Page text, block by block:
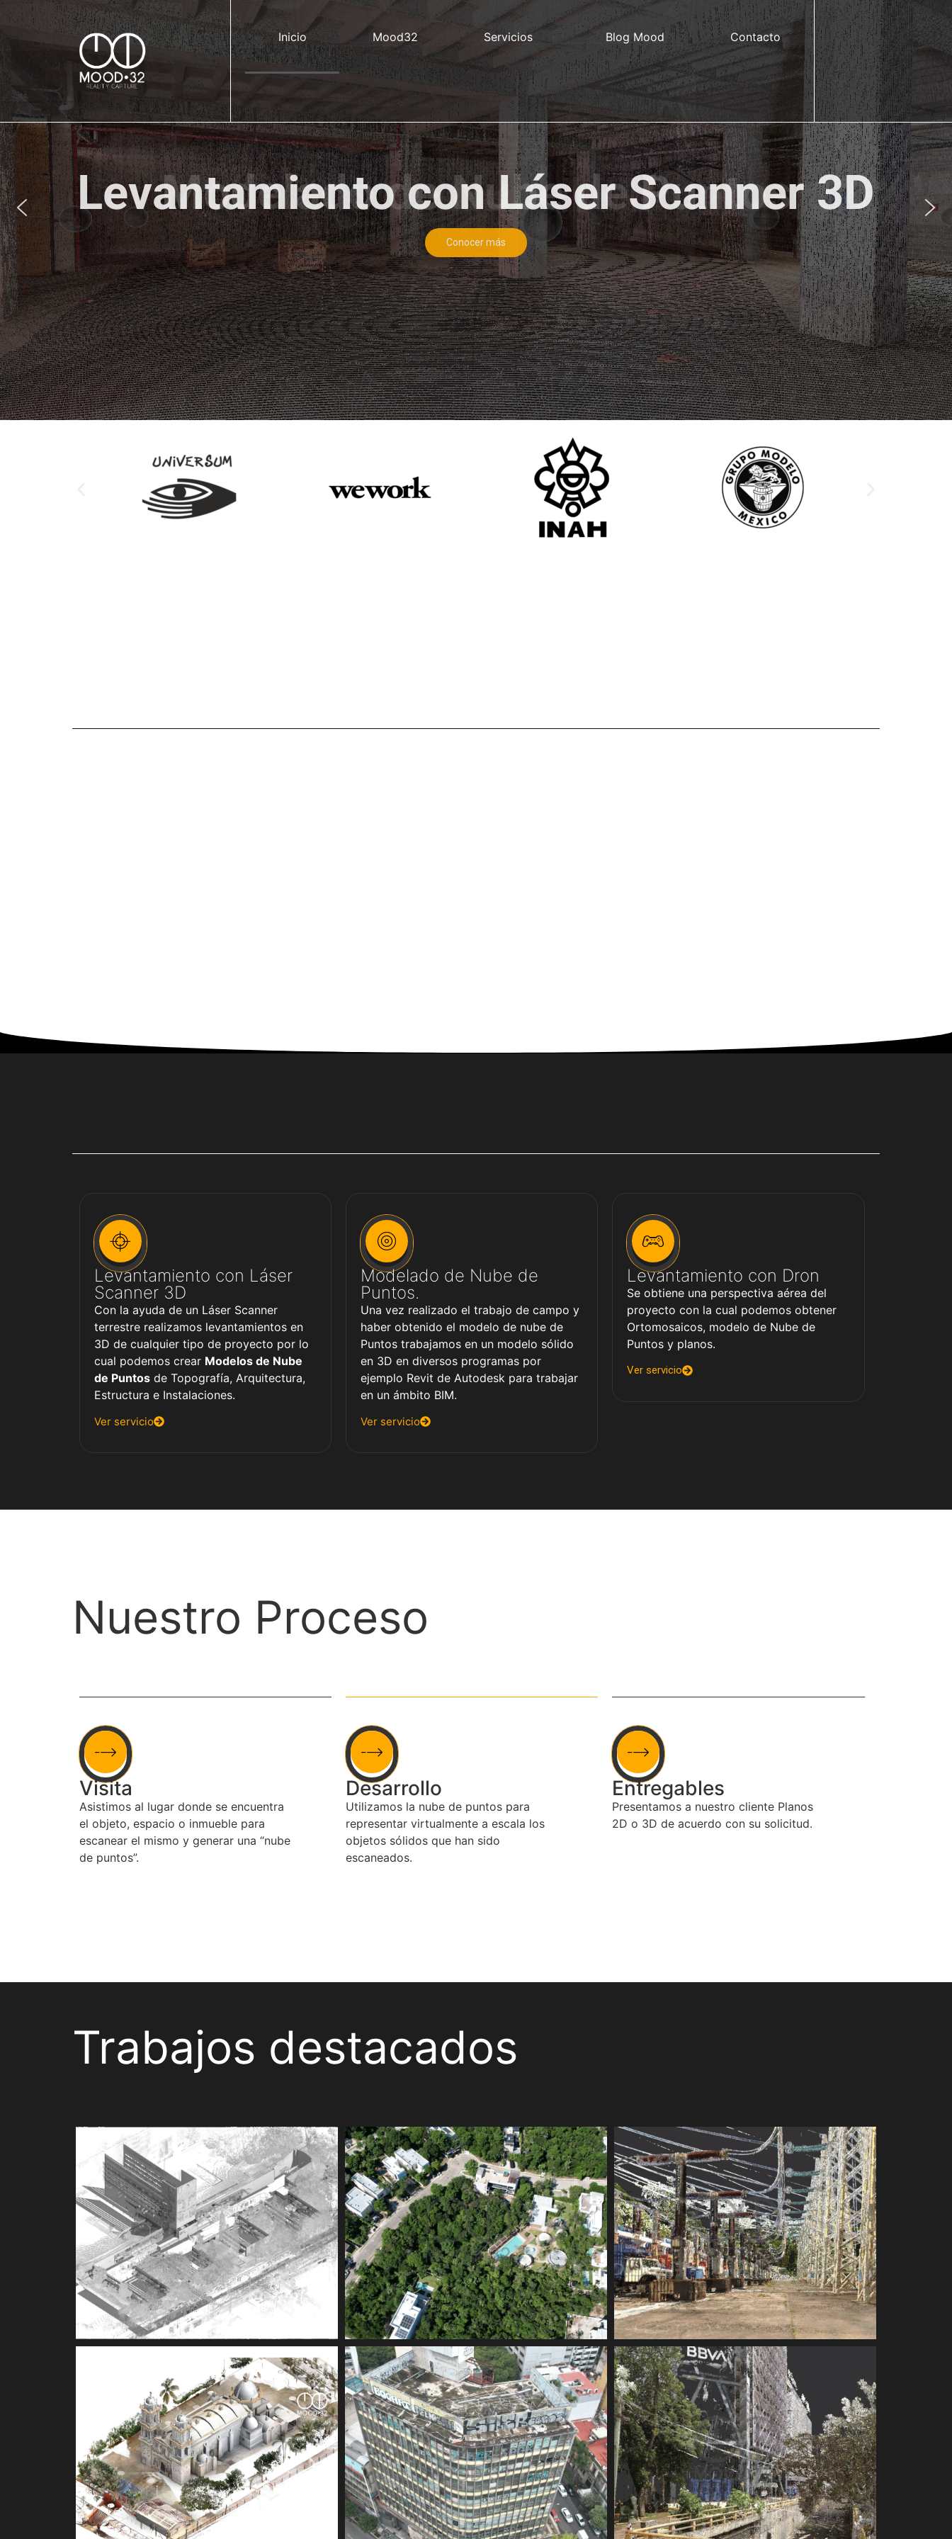
Inicio Mood32 Servicios Blog Mood Contacto
Modelado de Nube de Puntos
Conocer Más
Levantamiento con Láser
Scanner 3D
Con la ayuda de un Láser Scanner
terrestre realizamos levantamientos en
3D de cualquier tipo de proyecto por lo
cual podemos crear Modelos de Nube
de Puntos de Topografía, Arquitectura,
Estructura e Instalaciones.
Ver servicio
Modelado de Nube de
Puntos.
Una vez realizado el trabajo de campo y
haber obtenido el modelo de nube de
Puntos trabajamos en un modelo sólido
en 3D en diversos programas por
ejemplo Revit de Autodesk para trabajar
en un ámbito BIM.
Ver servicio
Levantamiento con Dron
Se obtiene una perspectiva aérea del
proyecto con la cual podemos obtener
Ortomosaicos, modelo de Nube de
Puntos y planos.
Ver servicio
Nuestro Proceso
Visita
Asistimos al lugar donde se encuentra
el objeto, espacio o inmueble para
escanear el mismo y generar una “nube
de puntos”.
Desarrollo
Utilizamos la nube de puntos para
representar virtualmente a escala los
objetos sólidos que han sido
escaneados.
Entregables
Presentamos a nuestro cliente Planos
2D o 3D de acuerdo con su solicitud.
Trabajos destacados